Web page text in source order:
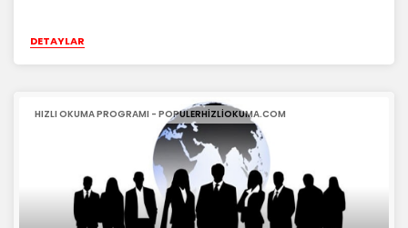
DETAYLAR
HIZLI OKUMA PROGRAMI - POPULERHIZLIOKUMA.COM